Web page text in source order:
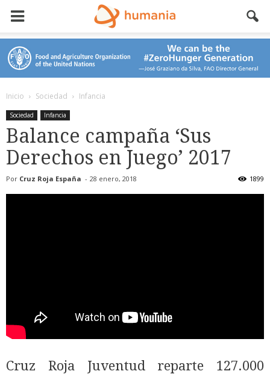
Inicio Sociedad Infancia
Sociedad Infancia
Balance campaña ‘Sus
Derechos en Juego’ 2017
Por Cruz Roja España - 28 enero, 2018 1899
Cruz Roja Juventud reparte 127.000